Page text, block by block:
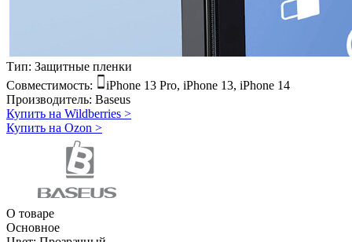
Тип: Защитные пленки
Совместимость:
iPhone 13 Pro, iPhone 13, iPhone 14
Производитель: Baseus
Купить на Wildberries >
Купить на Ozon >
О товаре
Основное